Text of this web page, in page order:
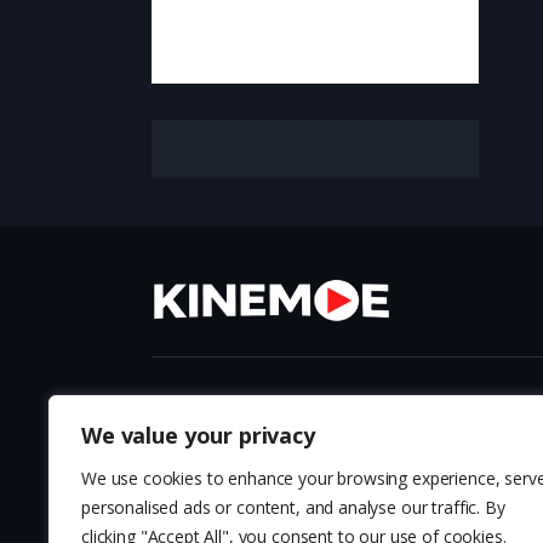
We value your privacy
We use cookies to enhance your browsing experience,
personalised ads or content, and analyse our traffic. By
clicking "Accept All", you consent to our use of cookies.
ФИЛМОВИ
СЕРИИ
ДЕТСКА РАДОСТ
НАРОДНИ
ПОТКАСТ
ФЕСТИВАЛ